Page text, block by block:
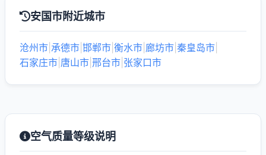
安国市附近城市
沧州市 承德市 邯郸市 衡水市 廊坊市 秦皇岛市
石家庄市 唐山市 邢台市 张家口市
空气质量等级说明